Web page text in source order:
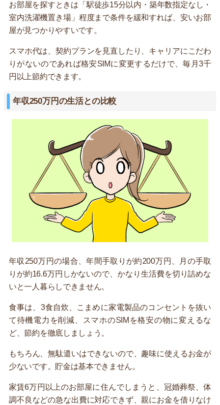
お部屋を探すときは「駅徒歩15分以内・築年数指定なし・
室内洗濯機置き場」程度まで条件を緩和すれば、安いお部
屋が見つかりやすいです。
スマホ代は、契約プランを見直したり、キャリアにこだわ
りがないのであれば格安SIMに変更するだけで、毎月3千
円以上節約できます。
年収250万円の生活との比較
年収250万円の場合、年間手取りが約200万円、月の手取
りが約16.6万円しかないので、かなり生活費を切り詰めな
いと一人暮らしできません。
食事は、3食自炊、こまめに家電製品のコンセントを抜い
て待機電力を削減、スマホのSIMを格安の物に変えるな
ど、節約を徹底しましょう。
もちろん、無駄遣いはできないので、趣味に使えるお金が
少ないです。貯金は基本できません。
家賃6万円以上のお部屋に住んでしまうと、冠婚葬祭、体
調不良などの急な出費に対応できず、親にお金を借りなけ